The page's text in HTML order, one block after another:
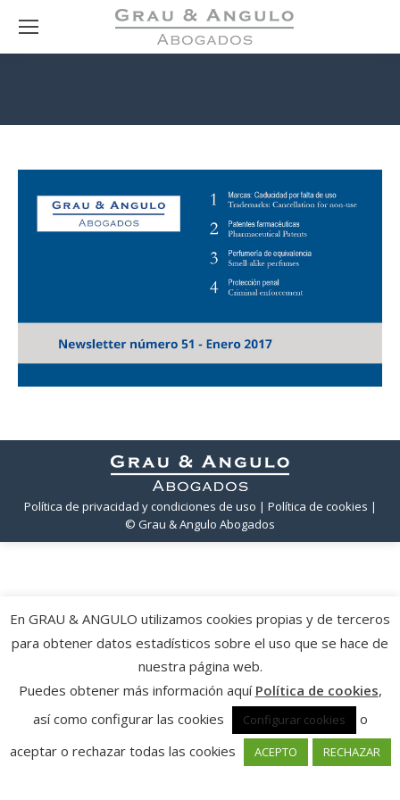
Política de privacidad y condiciones de uso | Política de cookies |
© Grau & Angulo Abogados
En GRAU & ANGULO utilizamos cookies propias y de terceros
para obtener datos estadísticos sobre el uso que se hace de
nuestra página web.
Puedes obtener más información aquí Política de cookies,
así como configurar las cookies
Configurar cookies
o
aceptar o rechazar todas las cookies
ACEPTO RECHAZAR